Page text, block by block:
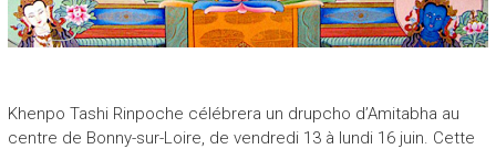
Khenpo Tashi Rinpoche célébrera un drupcho d’Amitabha au
centre de Bonny-sur-Loire, de vendredi 13 à lundi 16 juin. Cette